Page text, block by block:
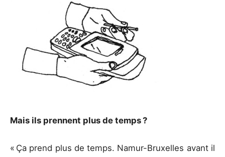
Mais ils prennent plus de temps ?
« Ça prend plus de temps. Namur-Bruxelles avant il